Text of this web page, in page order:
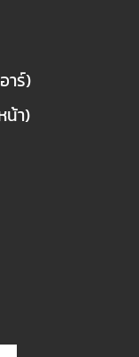
าร์)
น้า)